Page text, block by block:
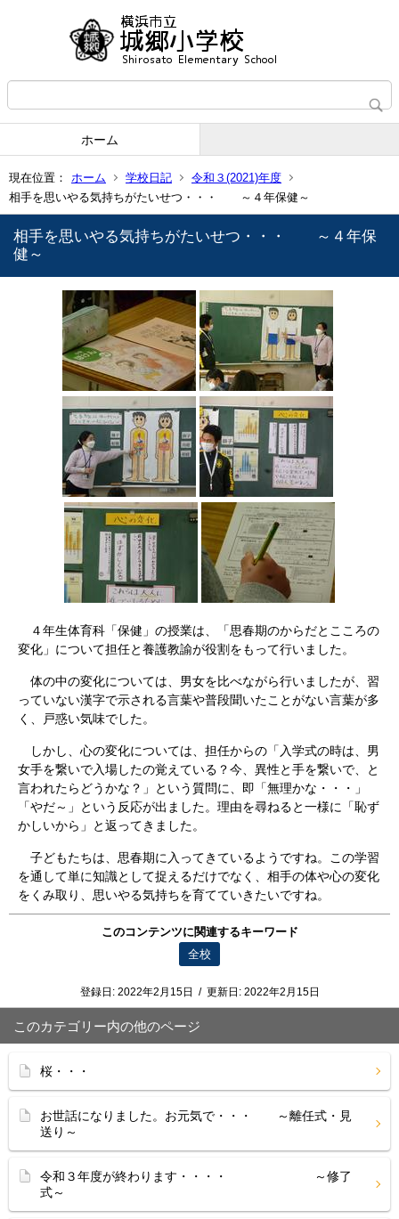
ホーム
現在位置： ホーム 学校日記
令和３(2021)年度
相手を思いやる気持ちがたいせつ・・・ ～４年保健～
相手を思いやる気持ちがたいせつ・・・ ～４年保
健～
４年生体育科「保健」の授業は、「思春期のからだとこころの
変化」について担任と養護教諭が役割をもって行いました。
体の中の変化については、男女を比べながら行いましたが、習
っていない漢字で示される言葉や普段聞いたことがない言葉が多
く、戸惑い気味でした。
しかし、心の変化については、担任からの「入学式の時は、男
女手を繋いで入場したの覚えている？今、異性と手を繋いで、と
言われたらどうかな？」という質問に、即「無理かな・・・」
「やだ～」という反応が出ました。理由を尋ねると一様に「恥ず
かしいから」と返ってきました。
子どもたちは、思春期に入ってきているようですね。この学習
を通して単に知識として捉えるだけでなく、相手の体や心の変化
をくみ取り、思いやる気持ちを育てていきたいですね。
このコンテンツに関連するキーワード
全校
登録日: 2022年2月15日 / 更新日: 2022年2月15日
このカテゴリー内の他のページ
桜・・・
お世話になりました。お元気で・・・ ～離任式・見
送り～
令和３年度が終わります・・・・ ～修了
式～